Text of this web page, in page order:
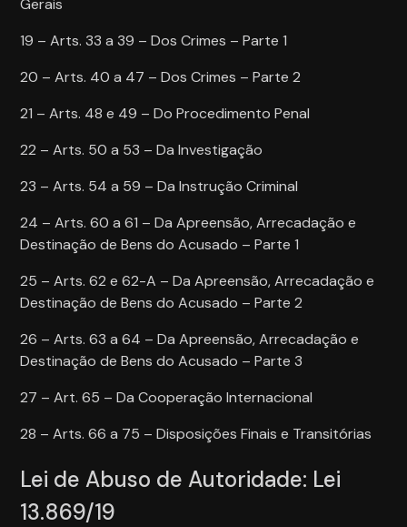
Gerais
19 – Arts. 33 a 39 – Dos Crimes – Parte 1
20 – Arts. 40 a 47 – Dos Crimes – Parte 2
21 – Arts. 48 e 49 – Do Procedimento Penal
22 – Arts. 50 a 53 – Da Investigação
23 – Arts. 54 a 59 – Da Instrução Criminal
24 – Arts. 60 a 61 – Da Apreensão, Arrecadação e
Destinação de Bens do Acusado – Parte 1
25 – Arts. 62 e 62-A – Da Apreensão, Arrecadação e
Destinação de Bens do Acusado – Parte 2
26 – Arts. 63 a 64 – Da Apreensão, Arrecadação e
Destinação de Bens do Acusado – Parte 3
27 – Art. 65 – Da Cooperação Internacional
28 – Arts. 66 a 75 – Disposições Finais e Transitórias
Lei de Abuso de Autoridade: Lei
13.869/19